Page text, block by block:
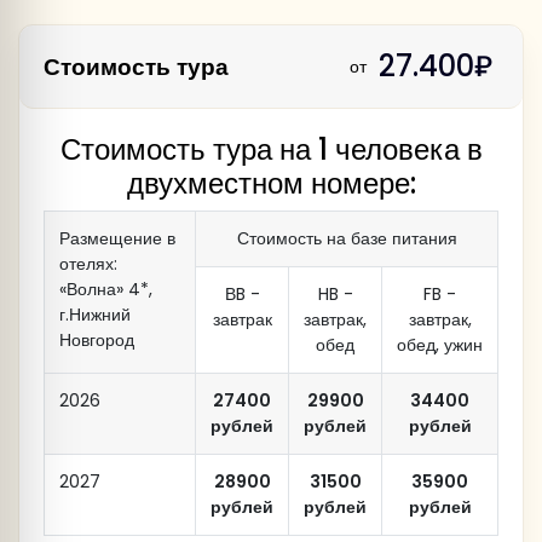
Обед
улица
Рождественская
Соборная площадь
Стоимость тура от 27.400₽
Стоимость тура на 1 человека в
двухместном номере:
Размещение в
отелях:
«Волна» 4*,
г.Нижний
Новгород
Стоимость на базе питания
ВB -
завтрак
HB -
завтрак,
обед
FB -
завтрак,
обед, ужин
2026
27400
рублей
29900
рублей
34400
рублей
2027
28900
рублей
31500
рублей
35900
рублей